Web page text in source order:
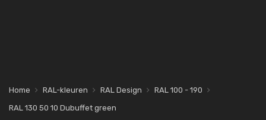
Home RAL-kleuren RAL Design
RAL 100 - 190
RAL 130 50 10 Dubuffet green